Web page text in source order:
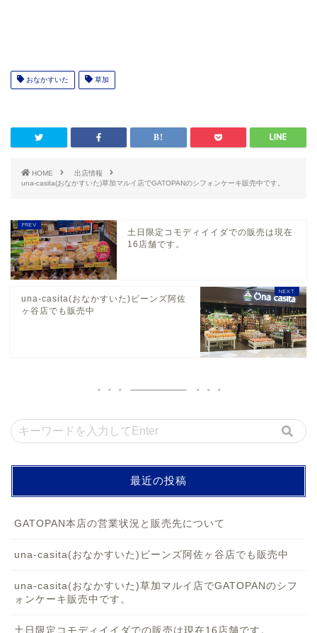
おなかすいた 草加
HOME
出店情報
una-casita(おなかすいた)草加マルイ店でGATOPANのシフォンケーキ販売中です。
土日限定コモディイイダでの販売は現在
16店舗です。
una-casita(おなかすいた)ビーンズ阿佐
ヶ谷店でも販売中
最近の投稿
GATOPAN本店の営業状況と販売先について
una-casita(おなかすいた)ビーンズ阿佐ヶ谷店でも販売中
una-casita(おなかすいた)草加マルイ店でGATOPANのシフ
ォンケーキ販売中です。
土日限定コモディイイダでの販売は現在16店舗です。